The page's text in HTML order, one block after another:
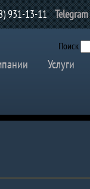
931-13-11 Telegram
Поиск
Услуги